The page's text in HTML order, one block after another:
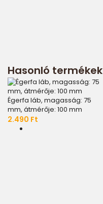
Hasonló termékek
Égerfa láb, magasság: 75
mm, átmérője: 100 mm
2.490 Ft